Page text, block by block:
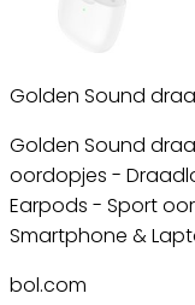
Golden Sound
Golden Sound
oordopjes -
Earpods - Sport
Smartphone &
bol.com